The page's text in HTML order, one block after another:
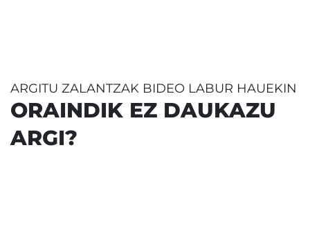
ARGITU ZALANTZAK BIDEO LABUR HAUEKIN
ORAINDIK EZ DAUKAZU
ARGI?